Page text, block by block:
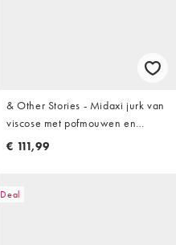
& Other Stories - Midaxi jurk van
viscose met pofmouwen en
gedraaide hartvormige halslijn
€ 111,99
Deal